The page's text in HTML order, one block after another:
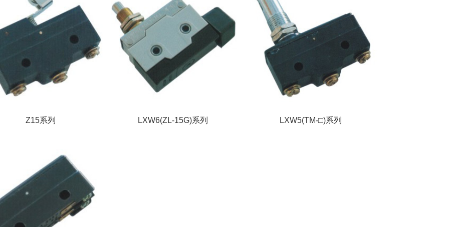
Z15系列 LXW6(ZL-15G)系列 LXW5(TM-□)系列